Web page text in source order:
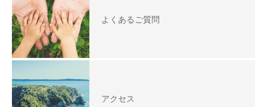
よくあるご質問
アクセス